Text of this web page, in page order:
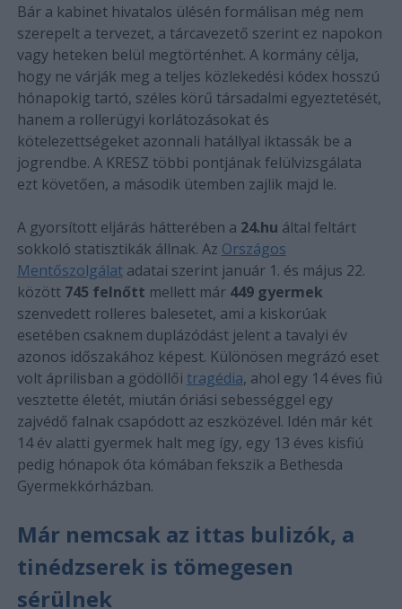
Bár a kabinet hivatalos ülésén formálisan még nem
szerepelt a tervezet, a tárcavezető szerint ez napokon
vagy heteken belül megtörténhet. A kormány célja,
hogy ne várják meg a teljes közlekedési kódex hosszú
hónapokig tartó, széles körű társadalmi egyeztetését,
hanem a rollerügyi korlátozásokat és
kötelezettségeket azonnali hatállyal iktassák be a
jogrendbe. A KRESZ többi pontjának felülvizsgálata
ezt követően, a második ütemben zajlik majd le.
A gyorsított eljárás hátterében a 24.hu által feltárt
sokkoló statisztikák állnak. Az Országos
Mentőszolgálatadatai szerint január 1. és május 22.
között 745 felnőtt mellett már 449 gyermek
szenvedett rolleres balesetet, ami a kiskorúak
esetében csaknem duplázódást jelent a tavalyi év
azonos időszakához képest. Különösen megrázó eset
volt áprilisban a gödöllői tragédia, ahol egy 14 éves fiú
vesztette életét, miután óriási sebességgel egy
zajvédő falnak csapódott az eszközével. Idén már két
14 év alatti gyermek halt meg így, egy 13 éves kisfiú
pedig hónapok óta kómában fekszik a Bethesda
Gyermekkórházban.
Már nemcsak az ittas bulizók, a
tinédzserek is tömegesen
sérülnek